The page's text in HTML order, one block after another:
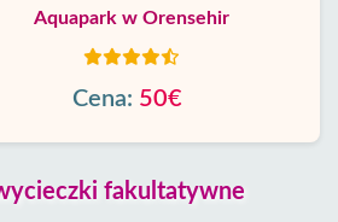
Aquapark w Orensehir
Cena: 50€
fakultatywne